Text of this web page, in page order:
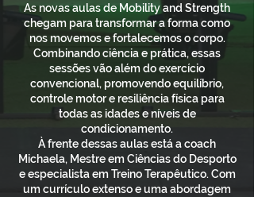
As novas aulas de Mobility and Strength
chegam para transformar a forma como
nos movemos e fortalecemos o corpo.
Combinando ciência e prática, essas
sessões vão além do exercício
convencional, promovendo equilíbrio,
controle motor e resiliência física para
todas as idades e níveis de
condicionamento.
À frente dessas aulas está a coach
Michaela, Mestre em Ciências do Desporto
e especialista em Treino Terapêutico. Com
um currículo extenso e uma abordagem